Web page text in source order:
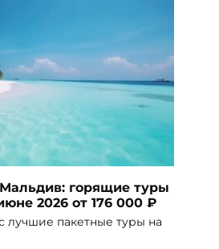
горящие туры
2026 от 176 000 ₽
лучшие пакетные туры на